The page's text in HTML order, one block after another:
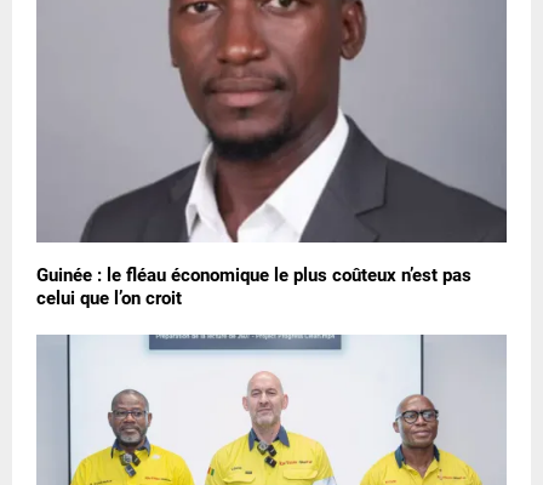
Guinée : le fléau économique le plus coûteux n’est pas
celui que l’on croit